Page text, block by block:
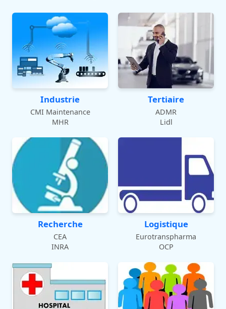
Industrie
CMI Maintenance
MHR
Tertiaire
ADMR
Lidl
Recherche
CEA
INRA
Logistique
Eurotranspharma
OCP